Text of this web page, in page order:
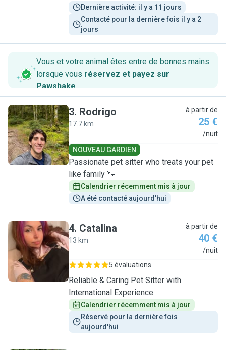
Dernière activité: il y a 11 jours
Contacté pour la dernière fois il y a 2
jours
Vous et votre animal êtes entre de bonnes mains
lorsque vous réservez et payez sur
Pawshake.
R
3. Rodrigo
17.7 km
à partir de
25 €
/nuit
NOUVEAU GARDIEN
Passionate pet sitter who treats your pet
like family 🐾
Calendrier récemment mis à jour
A été contacté aujourd'hui
C
4. Catalina
13 km
à partir de
40 €
/nuit
5 évaluations
Reliable & Caring Pet Sitter with
International Experience
Calendrier récemment mis à jour
Réservé pour la dernière fois
aujourd'hui